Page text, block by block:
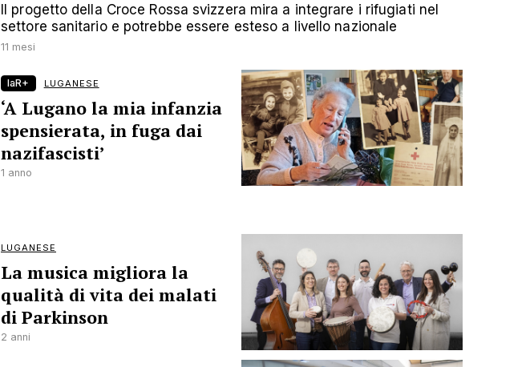
Il progetto della Croce Rossa svizzera mira a integrare i rifugiati nel
settore sanitario e potrebbe essere esteso a livello nazionale
11 mesi
laR+ LUGANESE
‘A Lugano la mia infanzia
spensierata, in fuga dai
nazifascisti’
1 anno
LUGANESE
La musica migliora la
qualità di vita dei malati
di Parkinson
2 anni